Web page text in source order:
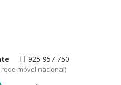
925 957 750
móvel nacional)